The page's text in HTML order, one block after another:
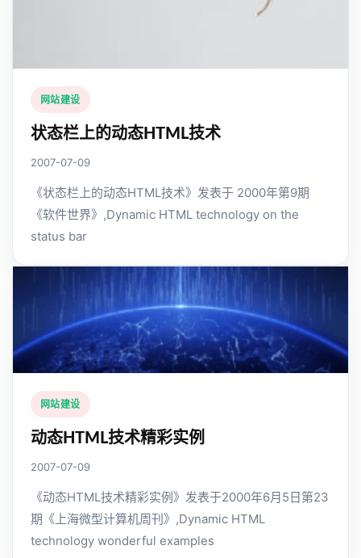
网站建设
状态栏上的动态HTML技术
2007-07-09
《状态栏上的动态HTML技术》发表于 2000年第9期
《软件世界》,Dynamic HTML technology on the
status bar
网站建设
动态HTML技术精彩实例
2007-07-09
《动态HTML技术精彩实例》发表于2000年6月5日第23
期《上海微型计算机周刊》,Dynamic HTML
technology wonderful examples